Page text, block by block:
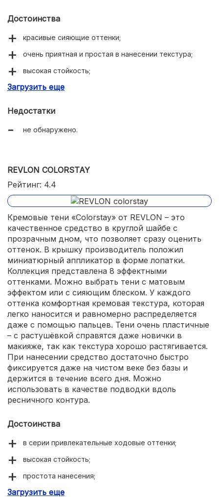
Достоинства
красивые сияющие оттенки;
очень приятная и простая в нанесении текстура;
высокая стойкость;
многофункциональность;
Загрузить еще
Недостатки
не обнаружено.
REVLON COLORSTAY
Рейтинг: 4.4
Кремовые тени «Colorstay» от REVLON – это
качественное средство в круглой шайбе с
прозрачным дном, что позволяет сразу оценить
оттенок. В крышку производитель положил
миниатюрный аппликатор в форме лопатки.
Коллекция представлена 8 эффектными
оттенками. Можно выбрать тени с матовым
эффектом или с сияющим блеском. У каждого
оттенка комфортная кремовая текстура, которая
легко наносится и равномерно распределяется
даже с помощью пальцев. Тени очень пластичные
– с растушёвкой справятся даже новички в
макияже, так как текстура хорошо растягивается.
При нанесении средство достаточно быстро
фиксируется даже на чистом веке без базы и
держится в течение всего дня. Можно
использовать в качестве подводки вдоль
ресничного контура.
Достоинства
в серии привлекательные ходовые оттенки;
высокая стойкость;
простота нанесения;
аппликатор в комплекте;
Загрузить еще